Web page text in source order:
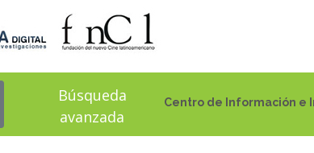
Centro de Información e
Búsqueda
avanzada